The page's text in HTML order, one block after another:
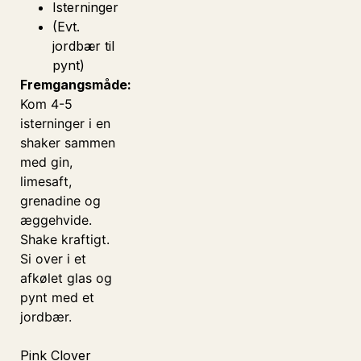
Isterninger
(Evt.
jordbær til
pynt)
Fremgangsmåde:
Kom 4-5
isterninger i en
shaker sammen
med gin,
limesaft,
grenadine og
æggehvide.
Shake kraftigt.
Si over i et
afkølet glas og
pynt med et
jordbær.
Pink Clover